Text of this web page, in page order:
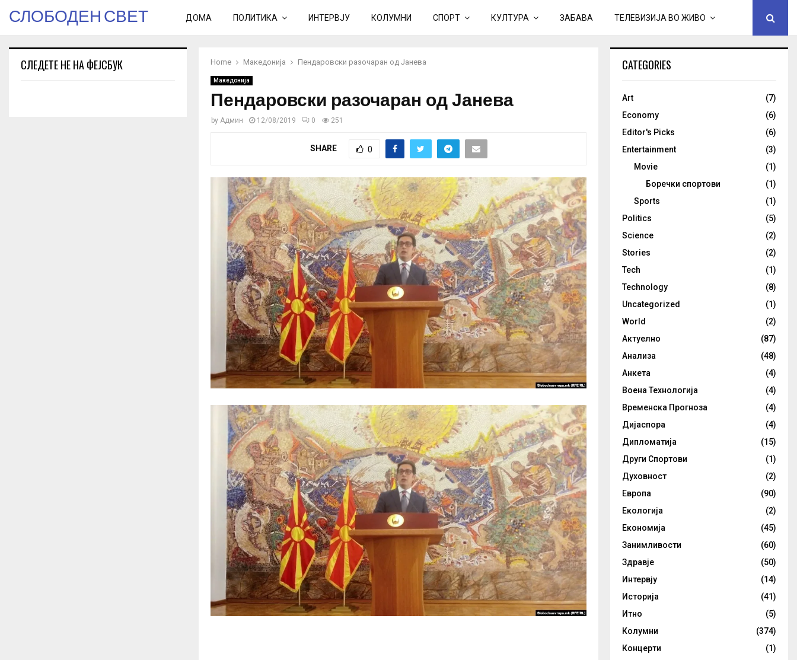
СЛОБОДЕН СВЕТ ДОМА ПОЛИТИКА ИНТЕРВЈУ КОЛУМНИ СПОРТ КУЛТУРА ЗАБАВА ТЕЛЕВИЗИЈА ВО ЖИВО
Home Македонија Пендаровски разочаран од Јанева
Македонија
Пендаровски разочаран од Јанева
by Админ 12/08/2019 0 251
SHARE 0
СЛЕДЕТЕ НЕ НА ФЕЈСБУК CATEGORIES
Art
(7)
Economy
(6)
Editor's Picks
(6)
Entertainment
(3)
Movie
(1)
Боречки спортови
(1)
Sports
(1)
Politics
(5)
Science
(2)
Stories
(2)
Tech
(1)
Technology
(8)
Uncategorized
(1)
World
(2)
Актуелно
(87)
Анализа
(48)
Анкета
(4)
Воена Технологија
(4)
Временска Прогноза
(4)
Дијаспора
(4)
Дипломатија
(15)
Други Спортови
(1)
Духовност
(2)
Европа
(90)
Екологија
(2)
Економија
(45)
Занимливости
(60)
Здравје
(50)
Интервју
(14)
Историја
(41)
Итно
(5)
Колумни
(374)
Концерти
(1)